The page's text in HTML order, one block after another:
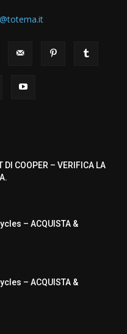
DI COOPER – VERIFICA LA
– ACQUISTA &
– ACQUISTA &